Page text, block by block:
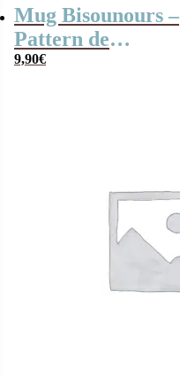
Mug Bisounours –
Pattern de
Bisounours –
9,90€